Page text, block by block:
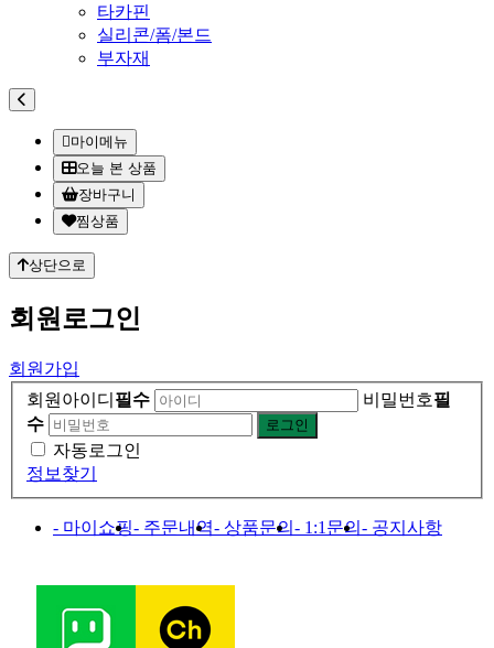
타카핀
실리콘/폼/본드
부자재
마이메뉴
오늘 본 상품
장바구니
찜상품
상단으로
회원 로그인
회원가입
회원아이디 필수 비밀번호필
수
자동로그인
정보찾기
- 마이쇼핑- 주문내역- 상품문의 - 1:1문의 - 공지사항